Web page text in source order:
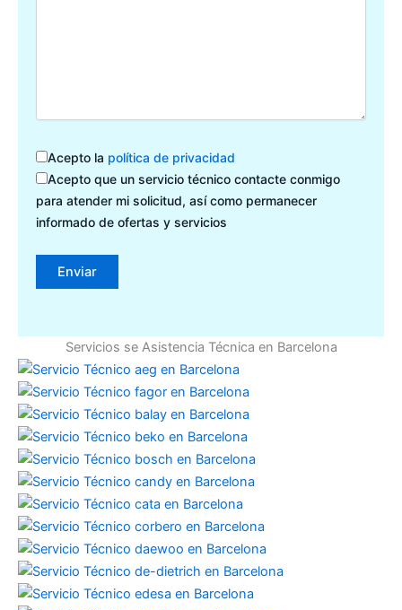
Acepto la política de privacidad
Acepto que un servicio técnico contacte conmigo
para atender mi solicitud, así como permanecer
informado de ofertas y servicios
Servicios se Asistencia Técnica en Barcelona